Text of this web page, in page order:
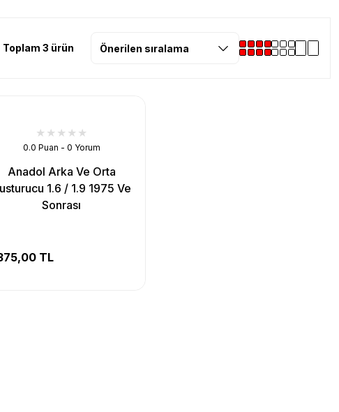
Toplam 3 ürün
0.0 Puan - 0 Yorum
Anadol Arka Ve Orta
1.6 / 1.9 1975 Ve
Sonrası
TL